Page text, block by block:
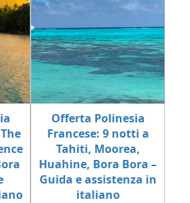
Offerta Polinesia
Francese: 9 notti a
Tahiti, Moorea,
Huahine, Bora Bora –
Guida e assistenza in
italiano